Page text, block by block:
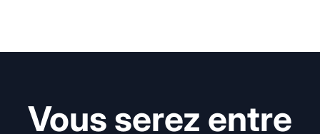
Vous serez entre